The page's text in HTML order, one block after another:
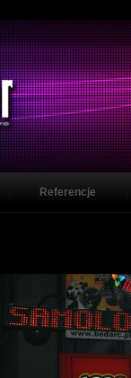
Referencje